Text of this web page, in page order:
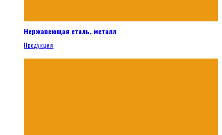
Нержавеющая сталь, металл
Продукция